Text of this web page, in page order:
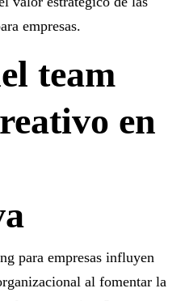
empresas.
team
en
para empresas influyen
al fomentar la